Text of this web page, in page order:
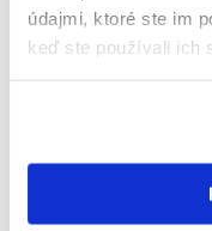
údajmi, ktoré ste im
keď ste používali ich
Zloženie krmiva obsahuje
zdravé trávenie vášho
objem a zápach stolice